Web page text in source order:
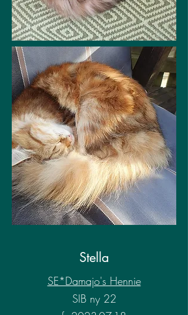
Stella
SE*Damajo's Hennie
SIB ny 22